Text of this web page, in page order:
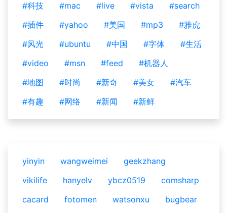
#科技
#mac #live #vista
#search
#插件
#yahoo #美国 #mp3
#雅虎
#风光
#ubuntu #中国 #字体
#生活
#video
#msn #feed
#机器人
#地图
#时尚 #新奇 #美女
#汽车
#有趣
#网络 #新闻 #新鲜
yinyin wangweimei
geekzhang
vikilife
hanyelv ybcz0519
comsharp
cacard
fotomen watsonxu
bugbear